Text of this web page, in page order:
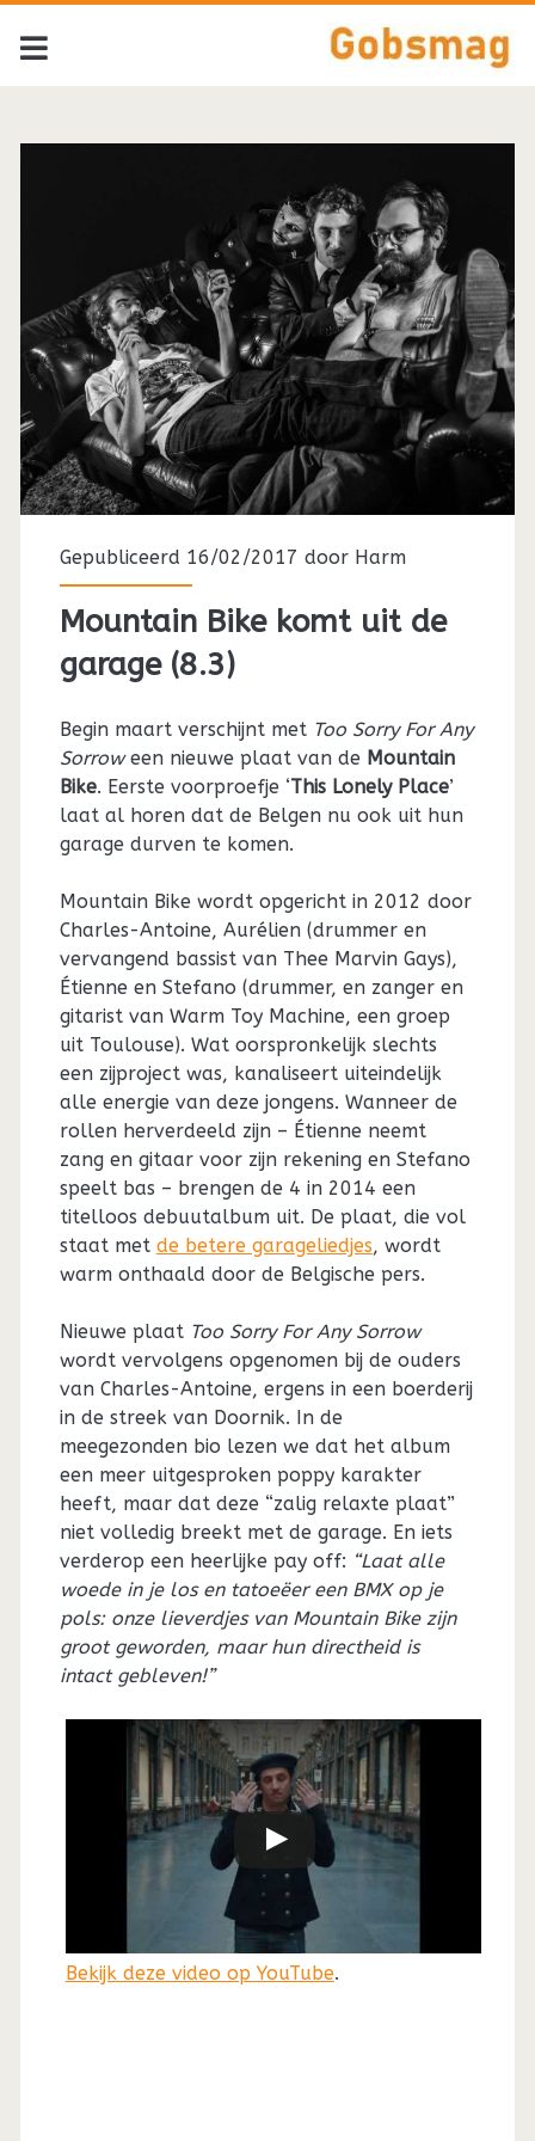
Tag:
<span>Mountain
Bike</span>
Gepubliceerd 16/02/2017 door Harm
Mountain Bike komt uit de
garage (8.3)
Begin maart verschijnt met Too Sorry For Any
Sorroween nieuwe plaat van de Mountain
Bike. Eerste voorproefje ‘This Lonely Place’
laat al horen dat de Belgen nu ook uit hun
garage durven te komen.
Mountain Bike wordt opgericht in 2012 door
Charles-Antoine, Aurélien (drummer en
vervangend bassist van Thee Marvin Gays),
Étienne en Stefano (drummer, en zanger en
gitarist van Warm Toy Machine, een groep
uit Toulouse). Wat oorspronkelijk slechts
een zijproject was, kanaliseert uiteindelijk
alle energie van deze jongens. Wanneer de
rollen herverdeeld zijn – Étienne neemt
zang en gitaar voor zijn rekening en Stefano
speelt bas – brengen de 4 in 2014 een
titelloos debuutalbum uit. De plaat, die vol
staat met de betere garageliedjes, wordt
warm onthaald door de Belgische pers.
Nieuwe plaat Too Sorry For Any Sorrow
wordt vervolgens opgenomen bij de ouders
van Charles-Antoine, ergens in een boerderij
in de streek van Doornik. In de
meegezonden bio lezen we dat het album
een meer uitgesproken poppy karakter
heeft, maar dat deze “zalig relaxte plaat”
niet volledig breekt met de garage. En iets
verderop een heerlijke pay off: “Laat alle
woede in je los en tatoeëer een BMX op je
pols: onze lieverdjes van Mountain Bike zijn
groot geworden, maar hun directheid is
intact gebleven!”
Bekijk deze video op YouTube.